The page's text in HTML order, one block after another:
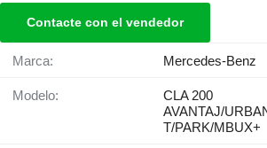
Contacte con el vendedor
Marca: Mercedes-Benz
Modelo:
CLA 200
AVANTAJ/
T/PARK/MBUX+